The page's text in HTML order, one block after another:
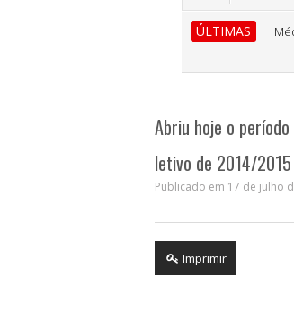
ÚLTIMAS
Abriu hoje o
letivo de 2014/2015
Publicado em 17 de julho
Imprimir